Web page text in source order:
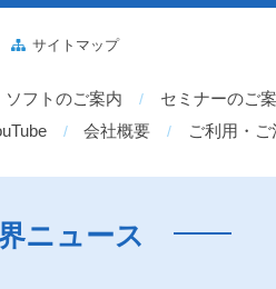
ソフトのご案内
セミナーのご
会社概要
ご利用・
サイトマップ
ニュース